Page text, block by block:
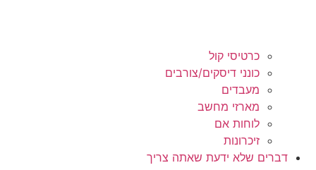
כרטיסי קול
כונני דיסקים/צורבים
מעבדים
מארזי מחשב
לוחות אם
זיכרונות
דברים שלא ידעת שאתה צריך